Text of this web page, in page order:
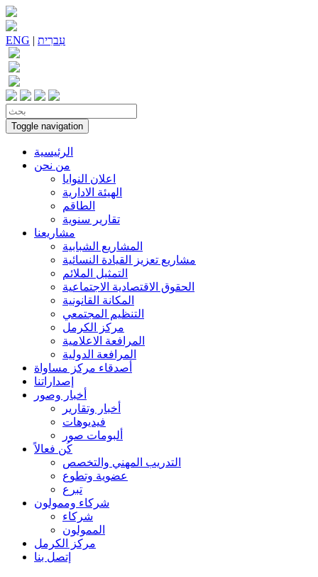
ENG | עִברִית
Toggle navigation
الرئيسية
من نحن
اعلان النوايا
الهيئة الادارية
الطاقم
تقارير سنوية
مشاريعنا
المشاريع الشبابية
مشاريع تعزيز القيادة النسائية
التمثيل الملائم
الحقوق الاقتصادية الاجتماعية
المكانة القانونية
التنظيم المجتمعي
مركز الكرمل
المرافعة الاعلامية
المرافعة الدولية
أصدقاء مركز مساواة
إصداراتنا
أخبار وصور
أخبار وتقارير
فيديوهات
ألبومات صور
كُن فعالاً
التدريب المهني والتخصص
عضوية وتطوع
تبرع
شركاء وممولون
شركاء
الممولون
مركز الكرمل
إتصل بنا